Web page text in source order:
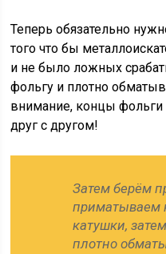
Теперь обязательно
того что бы
и не было ложных
фольгу и плотно
внимание, концы
друг с другом!
Затем берём
приматываем
катушки,
плотно